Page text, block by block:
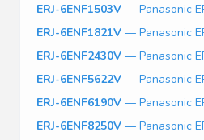
ERJ-6ENF1503V — Panasonic
ERJ-6ENF1821V — Panasonic
ERJ-6ENF2430V — Panasonic
ERJ-6ENF5622V — Panasonic
ERJ-6ENF6190V — Panasonic
ERJ-6ENF8250V — Panasonic